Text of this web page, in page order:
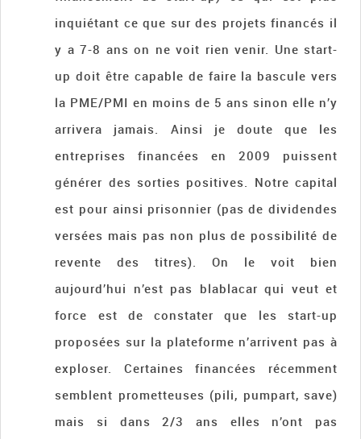
inquiétant ce que sur des projets financés il
y a 7-8 ans on ne voit rien venir. Une start-
up doit être capable de faire la bascule vers
la PME/PMI en moins de 5 ans sinon elle n’y
arrivera jamais. Ainsi je doute que les
entreprises financées en 2009 puissent
générer des sorties positives. Notre capital
est pour ainsi prisonnier (pas de dividendes
versées mais pas non plus de possibilité de
revente des titres). On le voit bien
aujourd’hui n’est pas blablacar qui veut et
force est de constater que les start-up
proposées sur la plateforme n’arrivent pas à
exploser. Certaines financées récemment
semblent prometteuses (pili, pumpart, save)
mais si dans 2/3 ans elles n’ont pas